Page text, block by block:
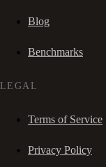
Blog
Benchmarks
LEGAL
Terms of Service
Privacy Policy